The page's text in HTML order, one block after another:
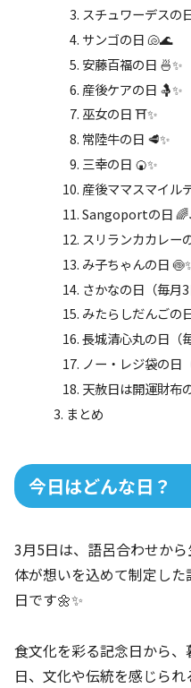
スチュワーデスの
サンゴの日 🐚🌊
安藤百福の日 🍜✨
産後ケアの日 🤱✨
巫女の日 ⛩️✨
常陸牛の日 🥩✨
三幸の日 🍘✨
産後ママスマイル
Sangoportの日
スリランカカレ
み子ちゃんの日
さかなの日（毎月
みたらしだんごの
長城清心丸の日（
ノー・レジ袋の日
天赦日は開運財布
まとめ
今日はどんな日？
3月5日は、語呂合わせか
体が想いを込めて制定し
日です🌼✨
食文化を彩る記念日から
日、文化や伝統を感じら